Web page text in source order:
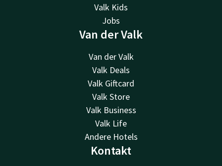
Valk Kids
Jobs
Van der Valk
Van der Valk
Valk Deals
Valk Giftcard
Valk Store
Valk Business
Valk Life
Andere Hotels
Kontakt